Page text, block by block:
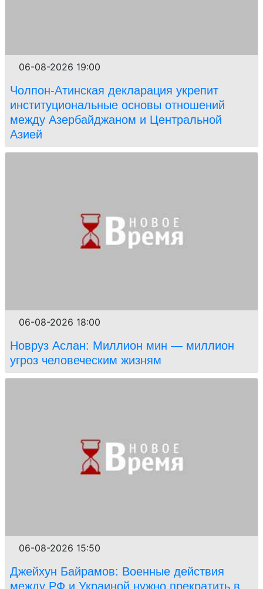
06-08-2026 19:00
Чолпон-Атинская декларация укрепит
институциональные основы отношений
между Азербайджаном и Центральной
Азией
06-08-2026 18:00
Новруз Аслан: Миллион мин — миллион
угроз человеческим жизням
06-08-2026 15:50
Джейхун Байрамов: Военные действия
между РФ и Украиной нужно прекратить в